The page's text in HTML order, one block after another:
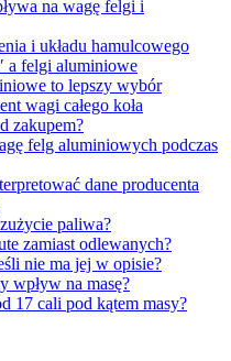
na wagę felgi i
i układu hamulcowego
a felgi aluminiowe
to lepszy wybór
wagi całego koła
zakupem?
felg aluminiowych podczas
dane producenta
paliwa?
zamiast odlewanych?
nie ma jej w opisie?
wpływ na masę?
17 cali pod kątem masy?